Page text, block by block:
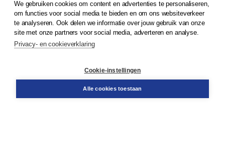
© 2026Koninklijke Boom uitgevers
Klantenservice
Service & informatie
Contact
We gebruiken cookies om content en advertenties te personaliseren,
om functies voor social media te bieden en om ons websiteverkeer
te analyseren. Ook delen we informatie over jouw gebruik van onze
site met onze partners voor social media, adverteren en analyse.
Privacy- en cookieverklaring
Cookie-instellingen
Alle cookies toestaan